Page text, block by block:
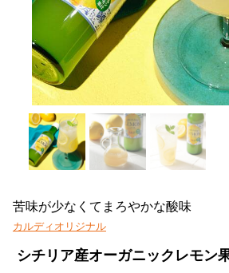
苦味が少なくてまろやかな酸味
カルディオリジナル
シチリア産オーガニックレモ